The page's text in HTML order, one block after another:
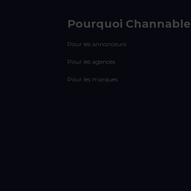
Pourquoi Channable
Pour les annonceurs
Pour les agences
Pour les marques